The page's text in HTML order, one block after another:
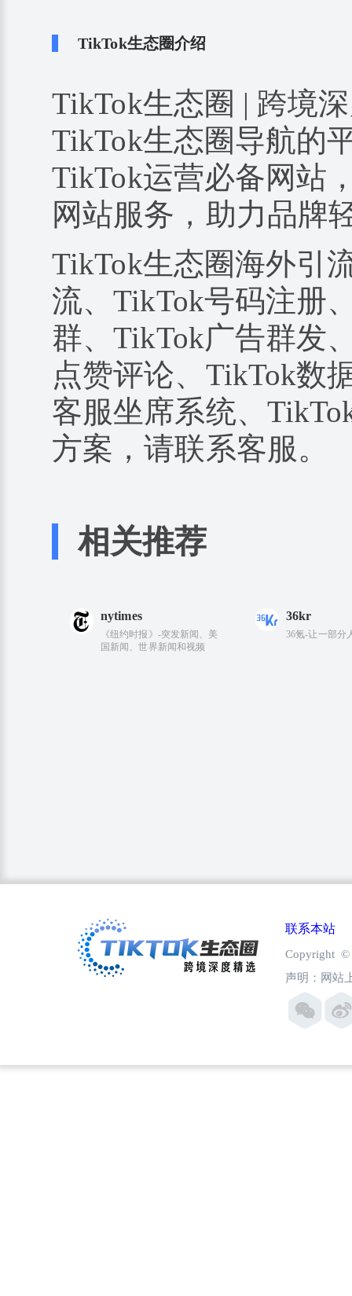
TikTok生态圈介绍
TikTok生态圈 | 跨境
TikTok生态圈导航的
TikTok运营必备网站
网站服务，助力品牌
TikTok生态圈海外引
流、TikTok号码注册
群、TikTok广告群发
点赞评论、TikTok数
客服坐席系统、
方案，请联系客服。
相关推荐
nytimes
《纽约时报》-突发新闻、美
国新闻、世界新闻和视频
36kr
36氪-让一部分
联系本站
Copyright ©
声明：网站